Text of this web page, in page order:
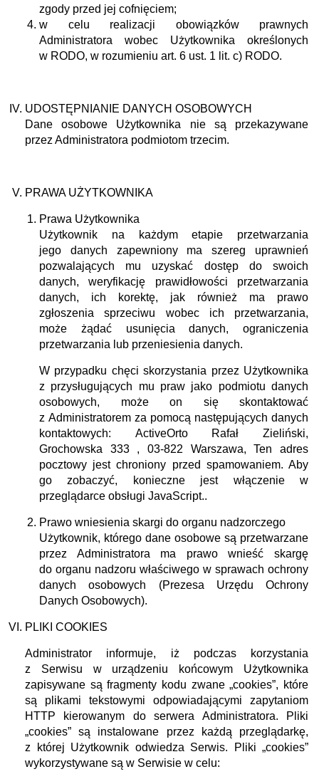
zgody przed jej cofnięciem;
w celu realizacji obowiązków prawnych
Administratora wobec Użytkownika określonych
w RODO, w rozumieniu art. 6 ust. 1 lit. c) RODO.
UDOSTĘPNIANIE DANYCH OSOBOWYCH
Dane osobowe Użytkownika nie są przekazywane
przez Administratora podmiotom trzecim.
PRAWA UŻYTKOWNIKA
Prawa Użytkownika
Użytkownik na każdym etapie przetwarzania
jego danych zapewniony ma szereg uprawnień
pozwalających mu uzyskać dostęp do swoich
danych, weryfikację prawidłowości przetwarzania
danych, ich korektę, jak również ma prawo
zgłoszenia sprzeciwu wobec ich przetwarzania,
może żądać usunięcia danych, ograniczenia
przetwarzania lub przeniesienia danych.
W przypadku chęci skorzystania przez Użytkownika
z przysługujących mu praw jako podmiotu danych
osobowych, może on się skontaktować
z Administratorem za pomocą następujących danych
kontaktowych: ActiveOrto Rafał Zieliński,
Grochowska 333 , 03-822 Warszawa,Ten adres
pocztowy jest chroniony przed spamowaniem. Aby
go zobaczyć, konieczne jest włączenie w
przeglądarce obsługi JavaScript..
Prawo wniesienia skargi do organu nadzorczego
Użytkownik, którego dane osobowe są przetwarzane
przez Administratora ma prawo wnieść skargę
do organu nadzoru właściwego w sprawach ochrony
danych osobowych (Prezesa Urzędu Ochrony
Danych Osobowych).
PLIKI COOKIES
Administrator informuje, iż podczas korzystania
z Serwisu w urządzeniu końcowym Użytkownika
zapisywane są fragmenty kodu zwane „cookies”, które
są plikami tekstowymi odpowiadającymi zapytaniom
HTTP kierowanym do serwera Administratora. Pliki
„cookies” są instalowane przez każdą przeglądarkę,
z której Użytkownik odwiedza Serwis. Pliki „cookies”
wykorzystywane są w Serwisie w celu: